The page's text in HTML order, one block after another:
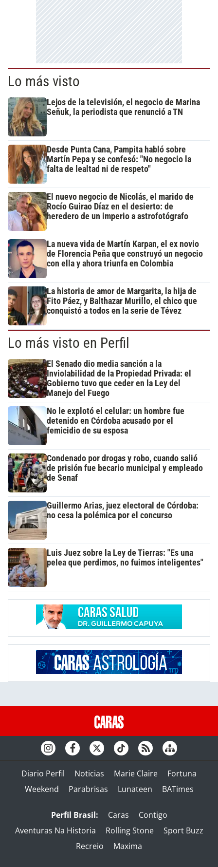
Lo más visto
Lejos de la televisión, el negocio de Marina
Señuk, la periodista que renunció a TN
Desde Punta Cana, Pampita habló sobre
Martín Pepa y se confesó: "No negocio la
falta de lealtad ni de respeto"
El nuevo negocio de Nicolás, el marido de
Rocío Guirao Díaz en el desierto: de
heredero de un imperio a astrofotógrafo
La nueva vida de Martín Karpan, el ex novio
de Florencia Peña que construyó un negocio
con ella y ahora triunfa en Colombia
La historia de amor de Margarita, la hija de
Fito Páez, y Balthazar Murillo, el chico que
conquistó a todos en la serie de Tévez
Lo más visto en Perfil
El Senado dio media sanción a la
Inviolabilidad de la Propiedad Privada: el
Gobierno tuvo que ceder en la Ley del
Manejo del Fuego
No le explotó el celular: un hombre fue
detenido en Córdoba acusado por el
femicidio de su esposa
Condenado por drogas y robo, cuando salió
de prisión fue becario municipal y empleado
de Senaf
Guillermo Arias, juez electoral de Córdoba:
no cesa la polémica por el concurso
Luis Juez sobre la Ley de Tierras: "Es una
pelea que perdimos, no fuimos inteligentes"
Diario Perfil Noticias Marie Claire
Fortuna
Weekend
Parabrisas Lunateen BATimes
Perfil Brasil: Caras
Contigo
Aventuras Na Historia
Rolling Stone
Sport Buzz
Recreio
Maxima